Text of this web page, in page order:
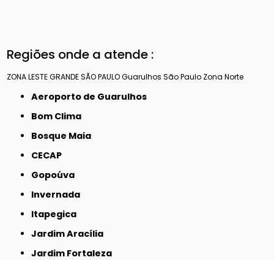
Regiões onde a atende :
ZONA LESTEGRANDE SÃO PAULOGuarulhos São Paulo Zona Norte
Aeroporto de Guarulhos
Bom Clima
Bosque Maia
CECAP
Gopoúva
Invernada
Itapegica
Jardim Aracília
Jardim Fortaleza